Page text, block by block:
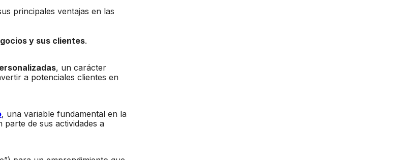
principales ventajas en las
y sus clientes.
, un carácter
a potenciales clientes en
, una variable fundamental en la
parte de sus actividades a